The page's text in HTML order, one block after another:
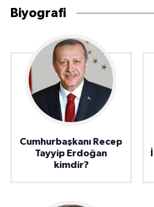
Biyografi
Cumhurbaşkanı Recep
Tayyip Erdoğan
kimdir?